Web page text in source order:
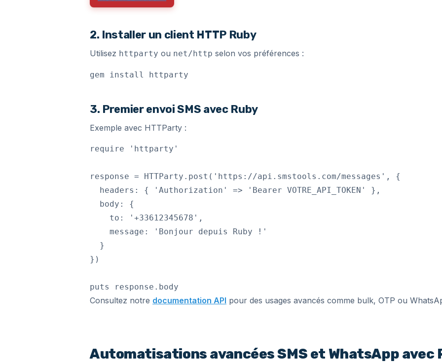
2. Installer un client HTTP Ruby
Utilisez httparty ou net/http selon vos préférences :
gem install httparty
3. Premier envoi SMS avec Ruby
Exemple avec HTTParty :
require 'httparty'
response = HTTParty.post('https://api.smstools.com/messages', {
  headers: { 'Authorization' => 'Bearer VOTRE_API_TOKEN' },
  body: {
    to: '+33612345678',
    message: 'Bonjour depuis Ruby !'
  }
})
Consultez notre documentation API pour des usages avancés comme bulk, OTP ou
Automatisations avancées SMS et WhatsApp avec